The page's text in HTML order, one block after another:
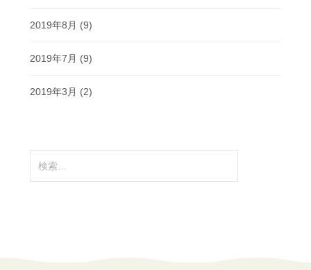
2019年8月 (9)
2019年7月 (9)
2019年3月 (2)
索: